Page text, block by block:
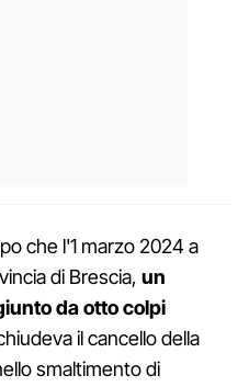
che l'1 marzo 2024 a
di Brescia, un
da otto colpi
il cancello della
smaltimento di